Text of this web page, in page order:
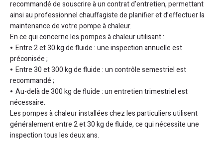
recommandé de souscrire à un contrat d’entretien, permettant
ainsi au professionnel chauffagiste de planifier et d’effectuer la
maintenance de votre pompe à chaleur.
En ce qui concerne les pompes à chaleur utilisant :
Entre 2 et 30 kg de fluide : une inspection annuelle est
préconisée ;
Entre 30 et 300 kg de fluide : un contrôle semestriel est
recommandé ;
Au-delà de 300 kg de fluide : un entretien trimestriel est
nécessaire.
Les pompes à chaleur installées chez les particuliers utilisent
généralement entre 2 et 30 kg de fluide, ce qui nécessite une
inspection tous les deux ans.